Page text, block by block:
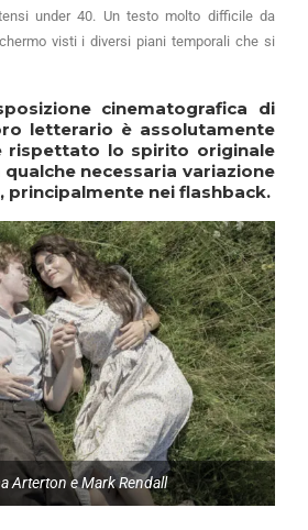
under 40. Un testo molto difficile da
visti i diversi piani temporali che si
cinematografica di
letterario è assolutamente
rispettato lo spirito originale
necessaria variazione
principalmente nei flashback.
Arterton e Mark Rendall